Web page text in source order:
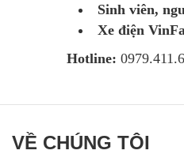
Sinh viên,
Xe điện
Hotline:
VỀ CHÚNG TÔI